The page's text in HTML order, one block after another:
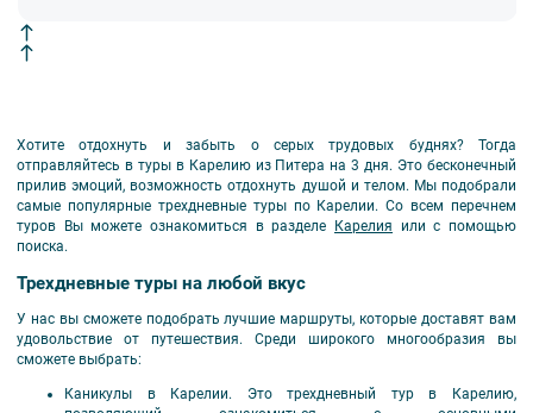
Хотите отдохнуть и забыть о серых трудовых буднях? Тогда
отправляйтесь в туры в Карелию из Питера на 3 дня. Это бесконечный
прилив эмоций, возможность отдохнуть душой и телом. Мы подобрали
самые популярные трехдневные туры по Карелии. Со всем перечнем
туров Вы можете ознакомиться в разделе
Карелия или с помощью
поиска.
Трехдневные туры на любой вкус
У нас вы сможете подобрать лучшие маршруты, которые доставят вам
удовольствие от путешествия. Среди широкого многообразия вы
сможете выбрать:
Каникулы в Карелии. Это трехдневный тур в Карелию,